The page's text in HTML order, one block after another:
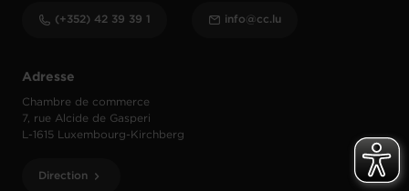
Adresse
Chambre de commerce
7, rue Alcide de Gasperi
L-1615 Luxembourg-Kirchberg
Direction
(+352) 42 39 39 1 info@cc.lu